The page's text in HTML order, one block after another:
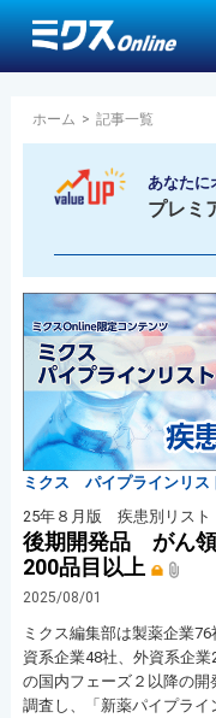
ホーム > 記事一覧
あなたに
プレミ
ミクス パイプラインリス
25年８月版 疾患別リスト
後期開発品 がん
200品目以上
2025/08/01
ミクス編集部は製薬企業76
資系企業48社、外資系企業
の国内フェーズ２以降の開
調査し、「新薬パイプライ